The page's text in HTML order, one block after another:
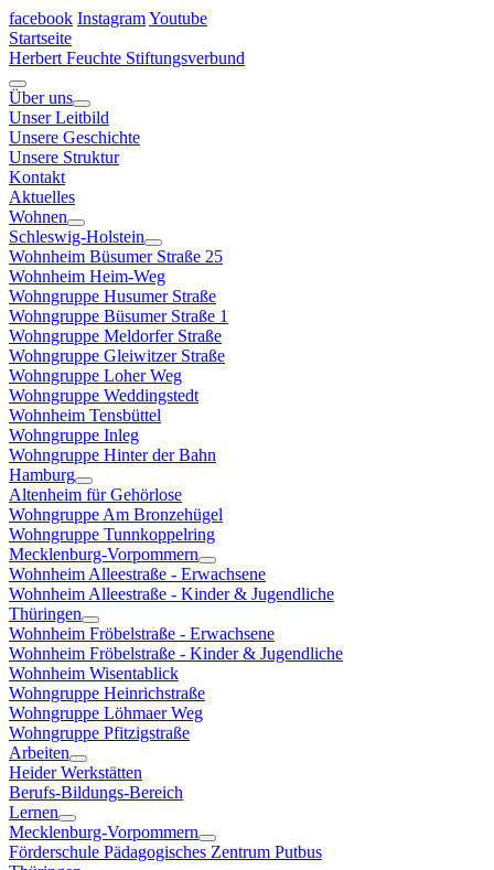
facebook InstagramYoutube
Startseite
Herbert Feuchte Stiftungsverbund
Über uns
Unser Leitbild
Unsere Geschichte
Unsere Struktur
Kontakt
Aktuelles
Wohnen
Schleswig-Holstein
Wohnheim Büsumer Straße 25
Wohnheim Heim-Weg
Wohngruppe Husumer Straße
Wohngruppe Büsumer Straße 1
Wohngruppe Meldorfer Straße
Wohngruppe Gleiwitzer Straße
Wohngruppe Loher Weg
Wohngruppe Weddingstedt
Wohnheim Tensbüttel
Wohngruppe Inleg
Wohngruppe Hinter der Bahn
Hamburg
Altenheim für Gehörlose
Wohngruppe Am Bronzehügel
Wohngruppe Tunnkoppelring
Mecklenburg-Vorpommern
Wohnheim Alleestraße - Erwachsene
Wohnheim Alleestraße - Kinder & Jugendliche
Thüringen
Wohnheim Fröbelstraße - Erwachsene
Wohnheim Fröbelstraße - Kinder & Jugendliche
Wohnheim Wisentablick
Wohngruppe Heinrichstraße
Wohngruppe Löhmaer Weg
Wohngruppe Pfitzigstraße
Arbeiten
Heider Werkstätten
Berufs-Bildungs-Bereich
Lernen
Mecklenburg-Vorpommern
Förderschule Pädagogisches Zentrum Putbus